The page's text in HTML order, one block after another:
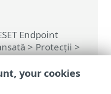
Endpoint
>Protecții>
sistemul de
configurarea
your cookies